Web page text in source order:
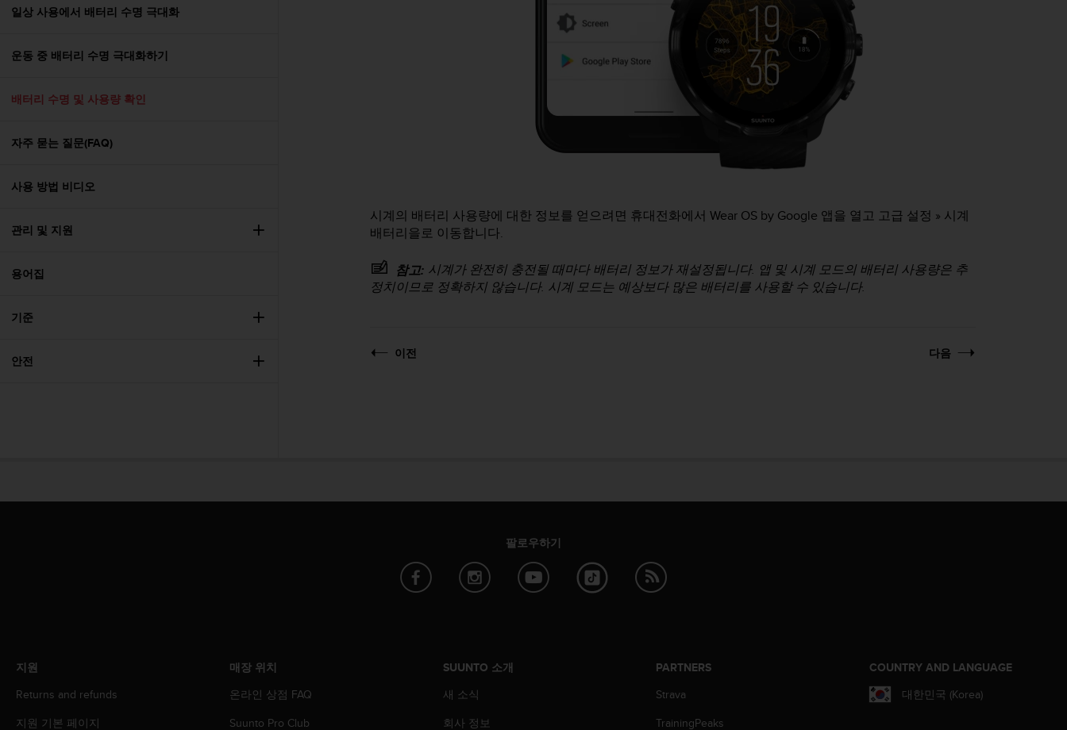
일상 사용에서 배터리 수명 극대화
운동 중 배터리 수명 극대화하기
배터리 수명 및 사용량 확인
자주 묻는 질문(FAQ)
사용 방법 비디오
관리 및 지원
용어집
기준
안전
시계의 배터리 사용량에 대한 정보를 얻으려면 휴대전화에서 Wear OS by Google 앱을 열고 고급 설정 » 시계
배터리을로 이동합니다.
참고: 시계가 완전히 충전될 때마다 배터리 정보가 재설정됩니다. 앱 및 시계 모드의 배터리 사용량은 추
정치이므로 정확하지 않습니다. 시계 모드는 예상보다 많은 배터리를 사용할 수 있습니다.
이전 다음
팔로우하기
지원
Returns and refunds
지원 기본 페이지
매장 위치
온라인 상점 FAQ
Suunto Pro Club
SUUNTO 소개
새 소식
회사 정보
PARTNERS
Strava
TrainingPeaks
COUNTRY AND LANGUAGE
대한민국 (Korea)